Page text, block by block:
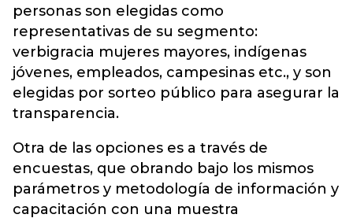
personas son elegidas como
representativas de su segmento:
verbigracia mujeres mayores, indígenas
jóvenes, empleados, campesinas etc., y son
elegidas por sorteo público para asegurar la
transparencia.
Otra de las opciones es a través de
encuestas, que obrando bajo los mismos
parámetros y metodología de información y
capacitación con una muestra